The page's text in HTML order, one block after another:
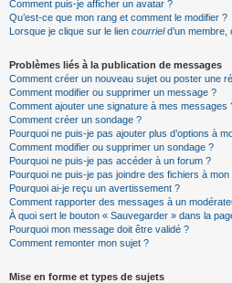
Comment puis-je afficher un avatar ?
Qu’est-ce que mon rang et comment le modifier ?
Lorsque je clique sur le lien courrield’un membre,
Problèmes liés à la publication de messages
Comment créer un nouveau sujet ou poster une
Comment modifier ou supprimer un message ?
Comment ajouter une signature à mes messages
Comment créer un sondage ?
Pourquoi ne puis-je pas ajouter plus d’options à
Comment modifier ou supprimer un sondage ?
Pourquoi ne puis-je pas accéder à un forum ?
Pourquoi ne puis-je pas joindre des fichiers à
Pourquoi ai-je reçu un avertissement ?
Comment rapporter des messages à un
À quoi sert le bouton « Sauvegarder » dans la
Pourquoi mon message doit être validé ?
Comment remonter mon sujet ?
Mise en forme et types de sujets